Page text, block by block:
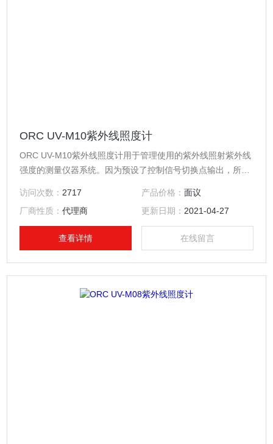
ORC UV-M10紫外线照度计
ORC UV-M10紫外线照度计用于管理使用的紫外线照射紫外线
强度的测量仪器系统。因为预设了控制信号切换点输出，所以
访问次数： 2717 产品价格： 面议
厂商性质：代理商 更新日期： 2021-04-27
查看详情 在线留言